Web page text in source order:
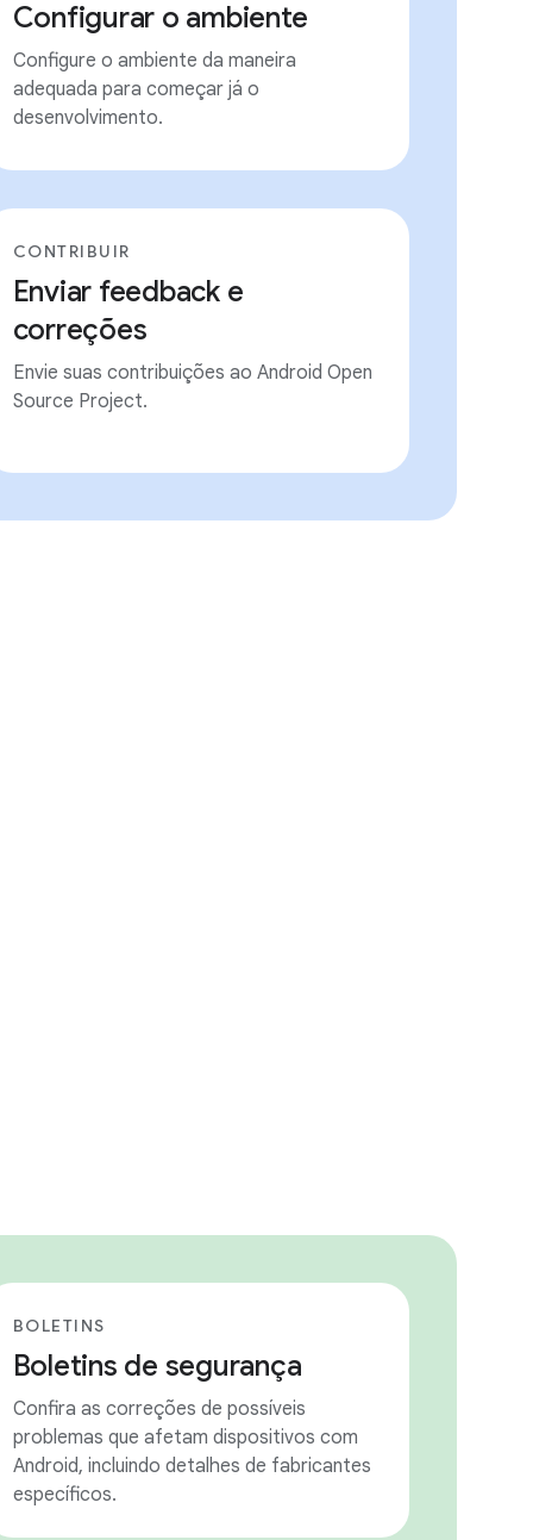
Configurar o ambiente
Configure o ambiente da maneira
adequada para começar já o
desenvolvimento.
CONTRIBUIR
Enviar feedback e
correções
Envie suas contribuições ao Android Open
Source Project.
BOLETINS
Boletins de segurança
Confira as correções de possíveis
problemas que afetam dispositivos com
Android, incluindo detalhes de fabricantes
específicos.